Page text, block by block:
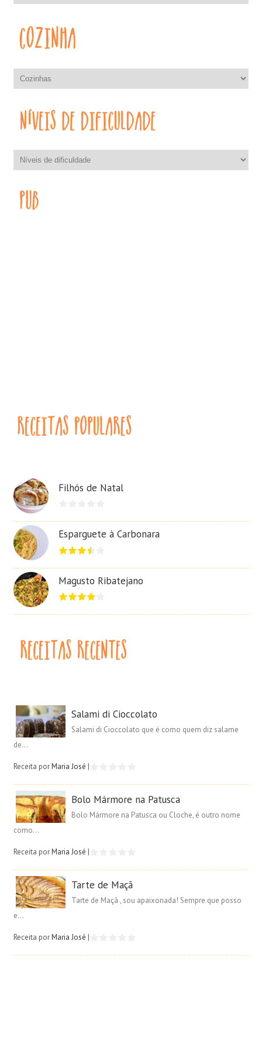
Filhós de Natal
Esparguete à Carbonara
Magusto Ribatejano
Salami di Cioccolato
Salami di Cioccolato que é como quem diz salame
de...
Receita porMaria José |
Bolo Mármore na Patusca
Bolo Mármore na Patusca ou Cloche, é outro nome
como...
Receita porMaria José |
Tarte de Maçã
Tarte de Maçã , sou apaixonada! Sempre que posso
e...
Receita porMaria José |